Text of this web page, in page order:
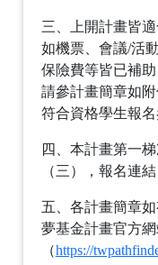
三、上開計畫皆
如機票、會議/活
保險費等皆已補
請參計畫簡章如
符合資格學生報名
四、本計畫第一
（三），報名連結
五、各計畫簡章
夢基金計畫官方
（https://